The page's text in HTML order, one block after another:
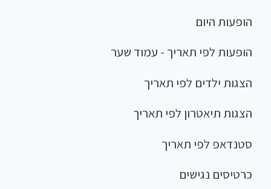
הופעות היום
הופעות לפי תאריך - עמוד שער
הצגות ילדים לפי תאריך
הצגות תיאטרון לפי תאריך
סטנדאפ לפי תאריך
כרטיסים נגישים